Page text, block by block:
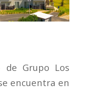
de Grupo Los
encuentra en